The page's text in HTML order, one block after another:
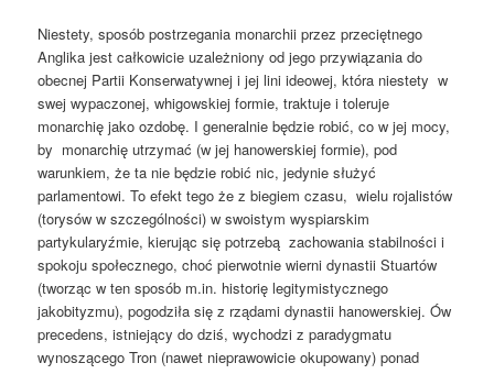
Niestety, sposób postrzegania monarchii przez przeciętnego
Anglika jest całkowicie uzależniony od jego przywiązania do
obecnej Partii Konserwatywnej i jej lini ideowej, która niestety w
swej wypaczonej, whigowskiej formie, traktuje i toleruje
monarchię jako ozdobę. I generalnie będzie robić, co w jej mocy,
by monarchię utrzymać (w jej hanowerskiej formie), pod
warunkiem, że ta nie będzie robić nic, jedynie służyć
parlamentowi. To efekt tego że z biegiem czasu, wielu rojalistów
(torysów w szczególności) w swoistym wyspiarskim
partykularyźmie, kierując się potrzebą zachowania stabilności i
spokoju społecznego, choć pierwotnie wierni dynastii Stuartów
(tworząc w ten sposób m.in. historię legitymistycznego
jakobityzmu), pogodziła się z rządami dynastii hanowerskiej. Ów
precedens, istniejący do dziś, wychodzi z paradygmatu
wynoszącego Tron (nawet nieprawowicie okupowany) ponad